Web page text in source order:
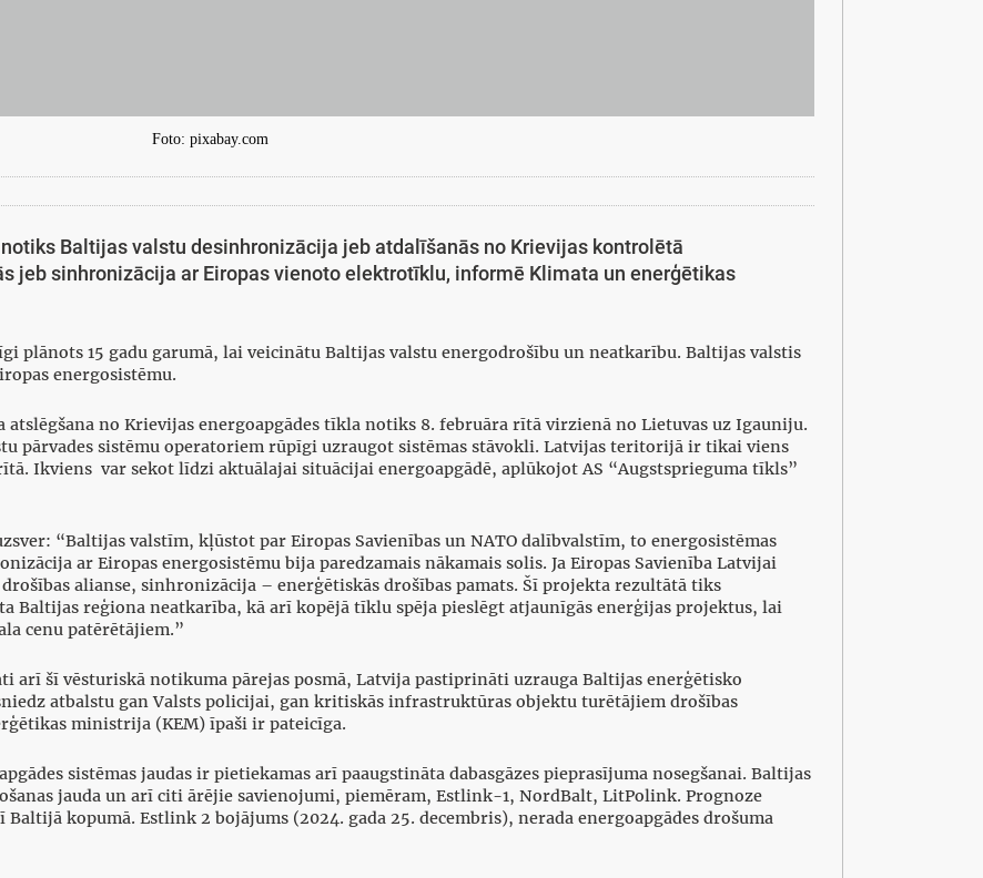
Foto: pixabay.com
Baltijas valstu desinhronizācija jeb atdalīšanās no Krievijas kontrolētā
jeb sinhronizācija ar Eiropas vienoto elektrotīklu, informē Klimata un enerģētikas
plānots 15 gadu garumā, lai veicinātu Baltijas valstu energodrošību un neatkarību. Baltijas valstis
energosistēmu.
no Krievijas energoapgādes tīkla notiks 8. februāra rītā virzienā no Lietuvas uz Igauniju.
pārvades sistēmu operatoriem rūpīgi uzraugot sistēmas stāvokli. Latvijas teritorijā ir tikai viens
Ikviens var sekot līdzi aktuālajai situācijai energoapgādē, aplūkojot AS “Augstsprieguma tīkls”
“Baltijas valstīm, kļūstot par Eiropas Savienības un NATO dalībvalstīm, to energosistēmas
ar Eiropas energosistēmu bija paredzamais nākamais solis. Ja Eiropas Savienība Latvijai
alianse, sinhronizācija – enerģētiskās drošības pamats. Šī projekta rezultātā tiks
Baltijas reģiona neatkarība, kā arī kopējā tīklu spēja pieslēgt atjaunīgās enerģijas projektus, lai
cenu patērētājiem.”
šī vēsturiskā notikuma pārejas posmā, Latvija pastiprināti uzrauga Baltijas enerģētisko
atbalstu gan Valsts policijai, gan kritiskās infrastruktūras objektu turētājiem drošības
ministrija (KEM) īpaši ir pateicīga.
sistēmas jaudas ir pietiekamas arī paaugstināta dabasgāzes pieprasījuma nosegšanai. Baltijas
jauda un arī citi ārējie savienojumi, piemēram, Estlink-1, NordBalt, LitPolink. Prognoze
kopumā. Estlink 2 bojājums (2024. gada 25. decembris), nerada energoapgādes drošuma